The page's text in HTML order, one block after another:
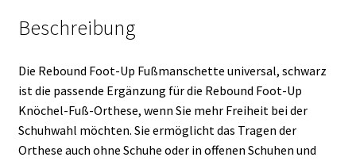
Beschreibung
Die Rebound Foot-Up Fußmanschette universal, schwarz
ist die passende Ergänzung für die Rebound Foot-Up
Knöchel-Fuß-Orthese, wenn Sie mehr Freiheit bei der
Schuhwahl möchten. Sie ermöglicht das Tragen der
Orthese auch ohne Schuhe oder in offenen Schuhen und